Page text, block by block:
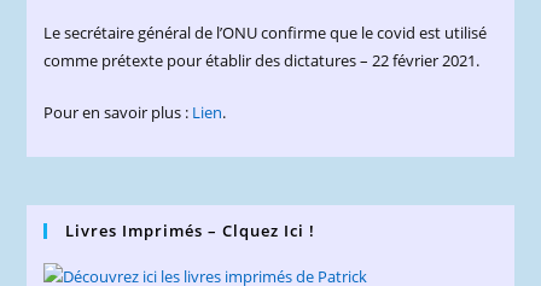
Le secrétaire général de l’ONU confirme que le covid est utilisé
comme prétexte pour établir des dictatures – 22 février 2021.
Pour en savoir plus : Lien.
Livres Imprimés – Clquez Ici !